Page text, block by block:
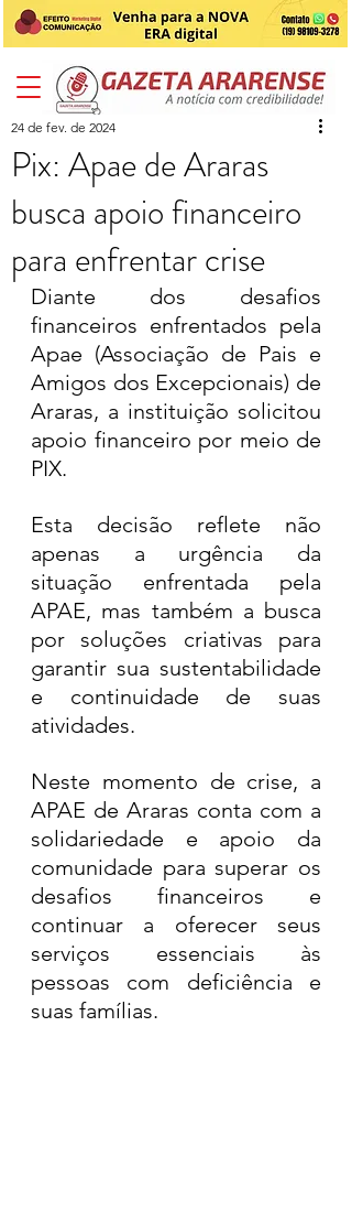
Pix: Apae de Araras
busca apoio financeiro
para enfrentar crise
24 de fev. de 2024
Diante dos desafios
financeiros enfrentados pela
Apae (Associação de Pais e
Amigos dos Excepcionais) de
Araras, a instituição solicitou
apoio financeiro por meio de
PIX.
Esta decisão reflete não
apenas a urgência da
situação enfrentada pela
APAE, mas também a busca
por soluções criativas para
garantir sua sustentabilidade
e continuidade de suas
atividades.
Neste momento de crise, a
APAE de Araras conta com a
solidariedade e apoio da
comunidade para superar os
desafios financeiros e
continuar a oferecer seus
serviços essenciais às
pessoas com deficiência e
suas famílias.